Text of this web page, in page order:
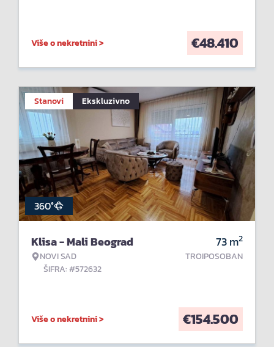
Više o nekretnini > €48.410
Stanovi Ekskluzivno
360°
Klisa - Mali Beograd
NOVI SAD
ŠIFRA: #572632
73m2
TROIPOSOBAN
Više o nekretnini > €154.500